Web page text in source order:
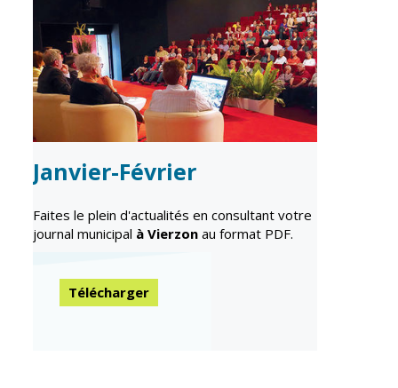
Janvier-Février
Faites le plein d'actualités en consultant votre
journal municipal à Vierzon au format PDF.
Télécharger